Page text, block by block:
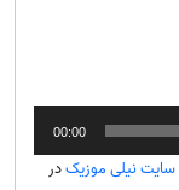
00:00
سایت نیلی موزیکدر